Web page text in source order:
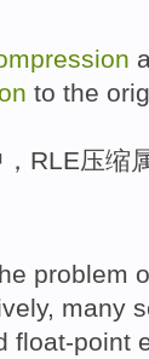
to the
RLE压缩
problem
many
float-point